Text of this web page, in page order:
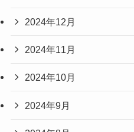
2024年12月
2024年11月
2024年10月
2024年9月